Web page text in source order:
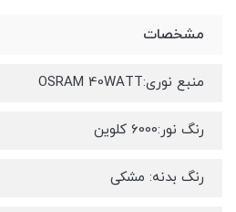
مشخصات
منبع نوری:OSRAM 40WATT
رنگ نور:6000 کلوین
رنگ بدنه: مشکی